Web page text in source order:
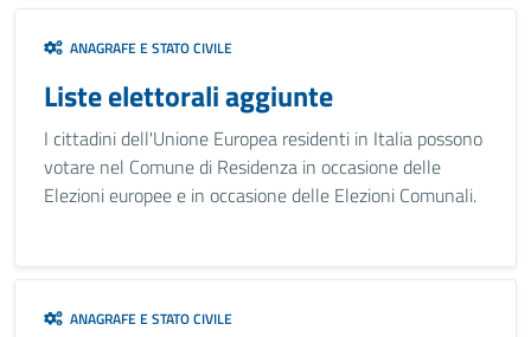
ANAGRAFE E STATO CIVILE
Liste elettorali aggiunte
I cittadini dell'Unione Europea residenti in Italia possono
votare nel Comune di Residenza in occasione delle
Elezioni europee e in occasione delle Elezioni Comunali.
ANAGRAFE E STATO CIVILE